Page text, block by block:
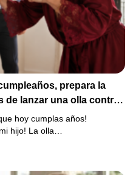
prepara la
de lanzar una olla contra
después oliendo al
que yo lo perdonaría.
estados de cuenta y una
hoy cumplas años!
hijo! La olla…